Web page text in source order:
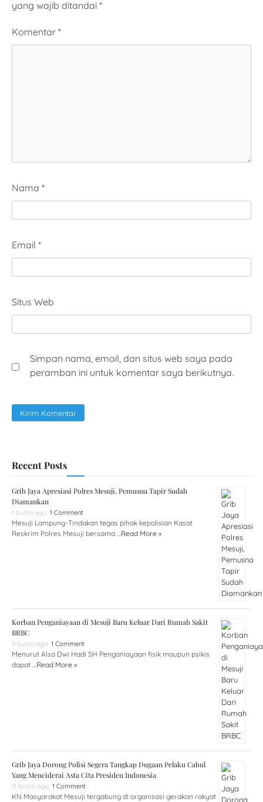
yang wajib ditandai *
Komentar *
Nama *
Email *
Situs Web
Simpan nama, email, dan situs web saya pada
peramban ini untuk komentar saya berikutnya.
Recent Posts
Grib Jaya Apresiasi Polres Mesuji, Pemusna Tapir Sudah
Diamankan
1 bulan ago 1 Comment
Mesuji Lampung-Tindakan tegas pihak kepolisian Kasat
Reskrim Polres Mesuji bersama …Read More »
Korban Penganiayaan di Mesuji Baru Keluar Dari Rumah Sakit
BRBC
9 bulan ago 1 Comment
Menurut Alsa Dwi Hadi SH Penganiayaan fisik maupun psikis
dapat …Read More »
Grib Jaya Dorong Polisi Segera Tangkap Dugaan Pelaku Cabul
Yang Menciderai Asta Cita Presiden Indonesia
11 bulan ago 1 Comment
KN Masyarakat Mesuji tergabung di organisasi gerakan rakyat